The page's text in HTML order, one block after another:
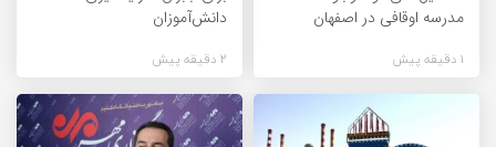
مدرسه اوقافی در اصفهان
1 دقیقه پیش
دانش‌آموزان
2 دقیقه پیش